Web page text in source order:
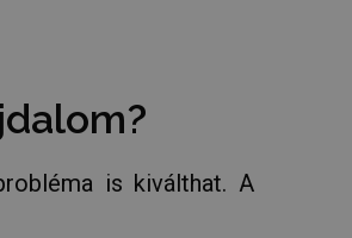
is kiválthat. A